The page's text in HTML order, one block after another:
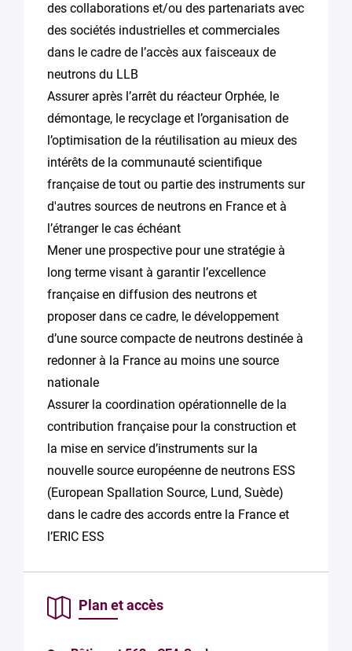
des collaborations et/ou des partenariats avec
des sociétés industrielles et commerciales
dans le cadre de l’accès aux faisceaux de
neutrons du LLB
Assurer après l’arrêt du réacteur Orphée, le
démontage, le recyclage et l’organisation de
l’optimisation de la réutilisation au mieux des
intérêts de la communauté scientifique
française de tout ou partie des instruments sur
d'autres sources de neutrons en France et à
l’étranger le cas échéant
Mener une prospective pour une stratégie à
long terme visant à garantir l’excellence
française en diffusion des neutrons et
proposer dans ce cadre, le développement
d’une source compacte de neutrons destinée à
redonner à la France au moins une source
nationale
Assurer la coordination opérationnelle de la
contribution française pour la construction et
la mise en service d’instruments sur la
nouvelle source européenne de neutrons ESS
(European Spallation Source, Lund, Suède)
dans le cadre des accords entre la France et
l’ERIC ESS
Plan et accès